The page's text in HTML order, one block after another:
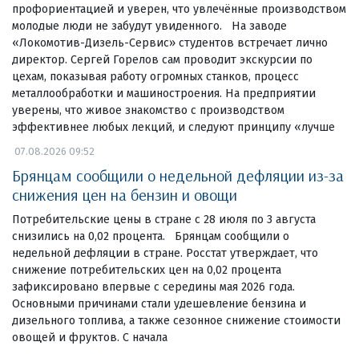
профориентацией и уверен, что увлечённые производством
молодые люди не забудут увиденного. На заводе
«Локомотив-Дизель-Сервис» студентов встречает лично
директор. Сергей Горелов сам проводит экскурсии по
цехам, показывая работу огромных станков, процесс
металлообработки и машиностроения. На предприятии
уверены, что живое знакомство с производством
эффективнее любых лекций, и следуют принципу «лучше
07.08.2026 09:52
Брянцам сообщили о недельной дефляции из-за
снижения цен на бензин и овощи
Потребительские цены в стране с 28 июля по 3 августа
снизились на 0,02 процента. Брянцам сообщили о
недельной дефляции в стране. Росстат утверждает, что
снижение потребительских цен на 0,02 процента
зафиксировано впервые с середины мая 2026 года.
Основными причинами стали удешевление бензина и
дизельного топлива, а также сезонное снижение стоимости
овощей и фруктов. С начала